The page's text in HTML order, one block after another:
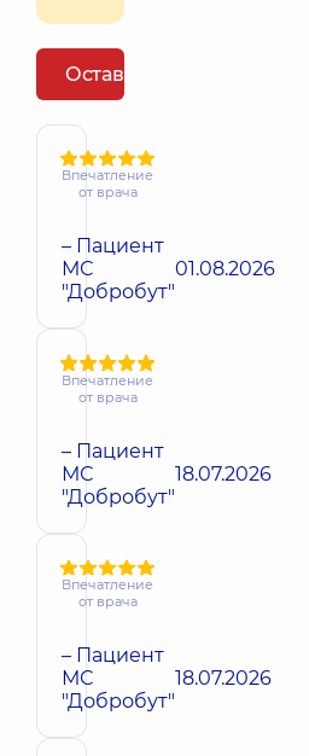
Оставить отзыв
Впечатление
от врача
– Пациент
МС
"Добробут"
01.08.2026
Впечатление
от врача
– Пациент
МС
"Добробут"
18.07.2026
Впечатление
от врача
– Пациент
МС
"Добробут"
18.07.2026